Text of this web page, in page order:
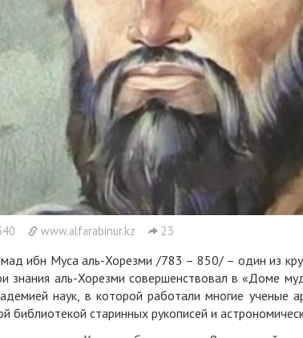
www.alfarabinur.kz 23
ибн Му­са аль-Хо­рез­ми /783 – 850/ – один из
зна­ния аль-Хо­рез­ми со­вер­шенст­во­вал в «До­ме
на­ук, в ко­то­рой ра­бо­та­ли мно­гие уче­ные
биб­лио­те­кой ста­рин­ных ру­ко­пи­сей и